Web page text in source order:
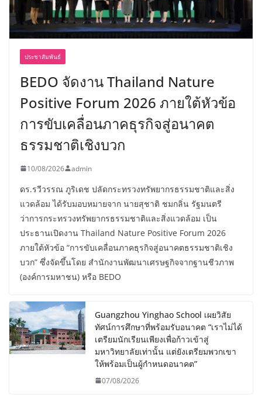
ประชาสัมพันธ์
BEDO จัดงาน Thailand Nature
Positive Forum 2026 ภายใต้หัวข้อ
การขับเคลื่อนภาคธุรกิจสู่อนาคต
ธรรมชาติเชิงบวก
10/08/2026 admin
ดร.รวีวรรณ ภูริเดช ปลัดกระทรวงทรัพยากรธรรมชาติและสิ่ง
แวดล้อม ได้รับมอบหมายจาก นายสุชาติ ชมกลิ่น รัฐมนตรี
ว่าการกระทรวงทรัพยากรธรรมชาติและสิ่งแวดล้อม เป็น
ประธานเปิดงาน Thailand Nature Positive Forum 2026
ภายใต้หัวข้อ “การขับเคลื่อนภาคธุรกิจสู่อนาคตธรรมชาติเชิง
บวก” ซึ่งจัดขึ้นโดย สำนักงานพัฒนาเศรษฐกิจจากฐานชีวภาพ
(องค์การมหาชน) หรือ BEDO
Guangzhou Yinghao School เผยวิสัย
ทัศน์การศึกษาที่พร้อมรับอนาคต “เราไม่ได้
เตรียมนักเรียนเพียงเพื่อก้าวเข้าสู่
มหาวิทยาลัยเท่านั้น แต่ยังเตรียมพวกเขา
ให้พร้อมเป็นผู้กำหนดอนาคต”
07/08/2026